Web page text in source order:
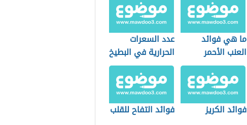
ما هي فوائد
العنب الأحمر
عدد السعرات
الحرارية في البطيخ
فوائد الكريز فوائد التفاح للقلب